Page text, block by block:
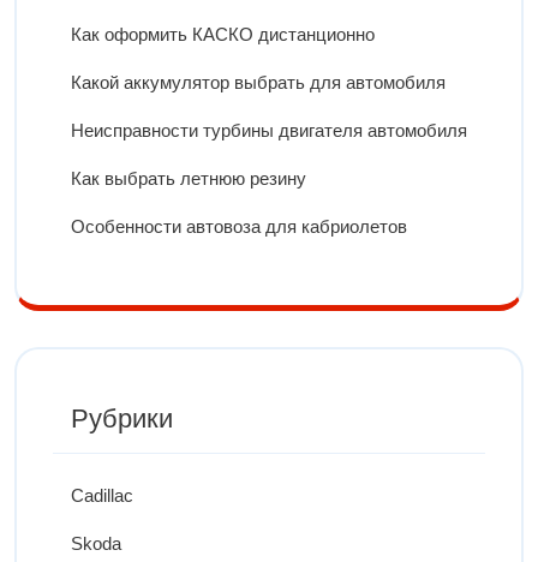
Как оформить КАСКО дистанционно
Какой аккумулятор выбрать для автомобиля
Неисправности турбины двигателя автомобиля
Как выбрать летнюю резину
Особенности автовоза для кабриолетов
Рубрики
Cadillac
Skoda